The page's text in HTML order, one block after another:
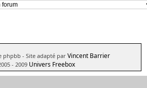
phpbb - Site adapté par Vincent Barrier
- 2009 Univers Freebox